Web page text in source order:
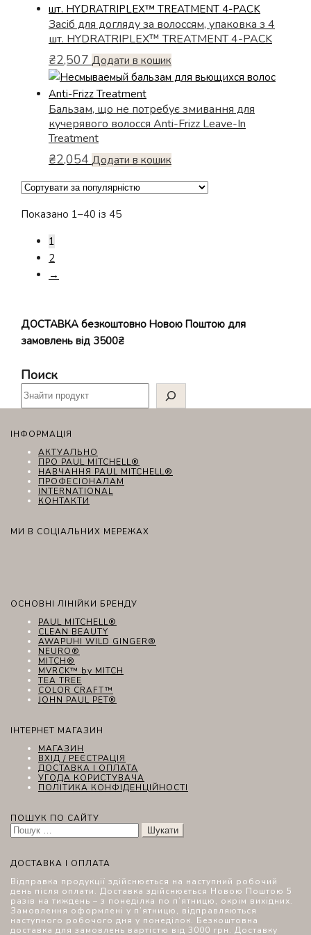
Засіб для догляду за волоссям, упаковка з 4
шт. HYDRATRIPLEX™ TREATMENT 4-PACK
₴2,507 Додати в кошик
Бальзам, що не потребує змивання для
кучерявого волосся Anti-Frizz Leave-In
Treatment
₴2,054 Додати в кошик
Показано 1–40 із 45Відсортовано
1
2
→
ДОСТАВКА безкоштовно Новою Поштою для
замовлень від 3500₴
Поиск
ІНФОРМАЦІЯ
АКТУАЛЬНО
ПРО PAUL MITCHELL®
НАВЧАННЯ PAUL MITCHELL®
ПРОФЕСІОНАЛАМ
INTERNATIONAL
КОНТАКТИ
МИ В СОЦІАЛЬНИХ МЕРЕЖАХ
ОСНОВНІ ЛІНІЙКИ БРЕНДУ
PAUL MITCHELL®
CLEAN BEAUTY
AWAPUHI WILD GINGER®
NEURO®
MITCH®
MVRCK™ by MITCH
TEA TREE
COLOR CRAFT™
JOHN PAUL PET®
ІНТЕРНЕТ МАГАЗИН
МАГАЗИН
ВХІД / РЕЄСТРАЦІЯ
ДОСТАВКА І ОПЛАТА
УГОДА КОРИСТУВАЧА
ПОЛІТИКА КОНФІДЕНЦІЙНОСТІ
ПОШУК ПО САЙТУ
Пошук:
ДОСТАВКА І ОПЛАТА
Відправка продукції здійснюється на наступний робочий
день після оплати. Доставка здійснюється Новою Поштою 5
разів на тиждень – з понеділка по п’ятницю, окрім вихідних.
Замовлення оформлені у п’ятницю, відправляються
наступного робочого дня у понеділок. Безкоштовна
доставка для замовлень вартістю від 3000 грн. Доставку